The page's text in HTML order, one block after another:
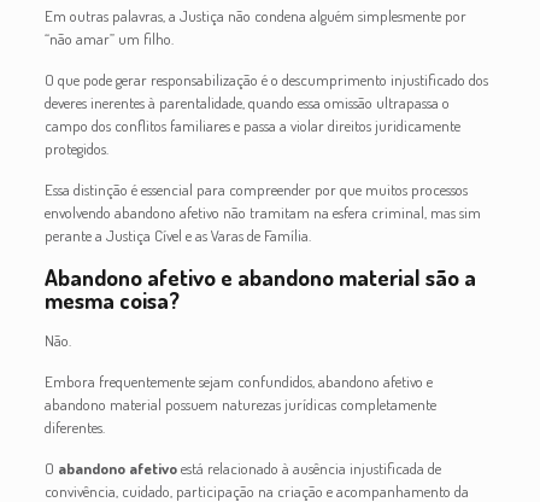
Em outras palavras, a Justiça não condena alguém simplesmente por
“não amar” um filho.
O que pode gerar responsabilização é o descumprimento injustificado dos
deveres inerentes à parentalidade, quando essa omissão ultrapassa o
campo dos conflitos familiares e passa a violar direitos juridicamente
protegidos.
Essa distinção é essencial para compreender por que muitos processos
envolvendo abandono afetivo não tramitam na esfera criminal, mas sim
perante a Justiça Cível e as Varas de Família.
Abandono afetivo e abandono material são a
mesma coisa?
Não.
Embora frequentemente sejam confundidos, abandono afetivo e
abandono material possuem naturezas jurídicas completamente
diferentes.
O abandono afetivoestá relacionado à ausência injustificada de
convivência, cuidado, participação na criação e acompanhamento da